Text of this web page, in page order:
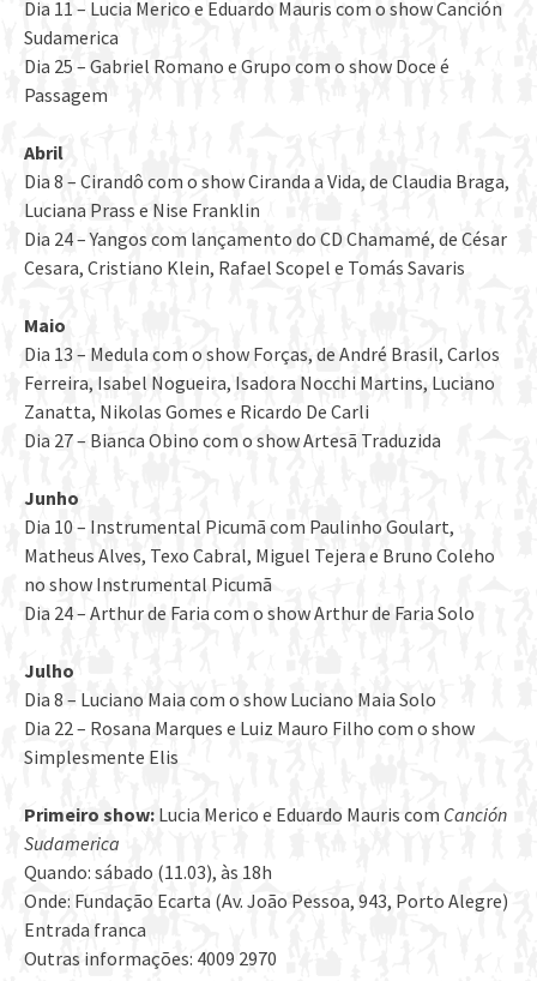
Dia 11 – Lucia Merico e Eduardo Mauris com o show Canción
Sudamerica
Dia 25 – Gabriel Romano e Grupo com o show Doce é
Passagem
Abril
Dia 8 – Cirandô com o show Ciranda a Vida, de Claudia Braga,
Luciana Prass e Nise Franklin
Dia 24 – Yangos com lançamento do CD Chamamé, de César
Cesara, Cristiano Klein, Rafael Scopel e Tomás Savaris
Maio
Dia 13 – Medula com o show Forças, de André Brasil, Carlos
Ferreira, Isabel Nogueira, Isadora Nocchi Martins, Luciano
Zanatta, Nikolas Gomes e Ricardo De Carli
Dia 27 – Bianca Obino com o show Artesã Traduzida
Junho
Dia 10 – Instrumental Picumã com Paulinho Goulart,
Matheus Alves, Texo Cabral, Miguel Tejera e Bruno Coleho
no show Instrumental Picumã
Dia 24 – Arthur de Faria com o show Arthur de Faria Solo
Julho
Dia 8 – Luciano Maia com o show Luciano Maia Solo
Dia 22 – Rosana Marques e Luiz Mauro Filho com o show
Simplesmente Elis
Primeiro show: Lucia Merico e Eduardo Mauris com Canción
Sudamerica
Quando: sábado (11.03), às 18h
Onde: Fundação Ecarta (Av. João Pessoa, 943, Porto Alegre)
Entrada franca
Outras informações: 4009 2970